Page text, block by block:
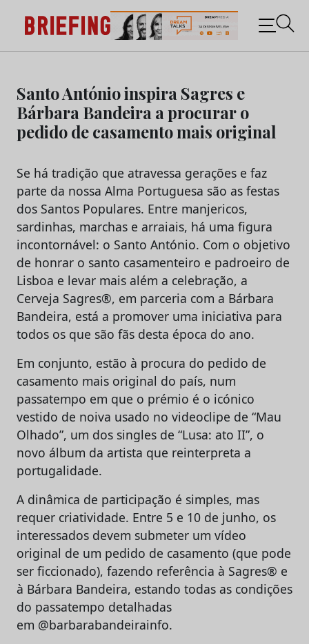
content
Briefing: Todas as notícias sobre os negócios do
Marketing e da Publicidade
Santo António inspira Sagres e
Bárbara Bandeira a procurar o
pedido de casamento mais original
Se há tradição que atravessa gerações e faz
parte da nossa Alma Portuguesa são as festas
dos Santos Populares. Entre manjericos,
sardinhas, marchas e arraiais, há uma figura
incontornável: o Santo António. Com o objetivo
de honrar o santo casamenteiro e padroeiro de
Lisboa e levar mais além a celebração, a
Cerveja Sagres®, em parceria com a Bárbara
Bandeira, está a promover uma iniciativa para
todos os que são fãs desta época do ano.
Em conjunto, estão à procura do pedido de
casamento mais original do país, num
passatempo em que o prémio é o icónico
vestido de noiva usado no videoclipe de “Mau
Olhado”, um dos singles de “Lusa: ato II”, o
novo álbum da artista que reinterpreta a
portugalidade.
A dinâmica de participação é simples, mas
requer criatividade. Entre 5 e 10 de junho, os
interessados devem submeter um vídeo
original de um pedido de casamento (que pode
ser ficcionado), fazendo referência à Sagres® e
à Bárbara Bandeira, estando todas as condições
do passatempo detalhadas
em @barbarabandeirainfo.